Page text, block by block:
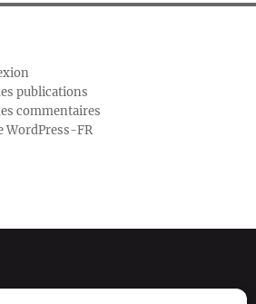
publications
commentaires
WordPress-FR